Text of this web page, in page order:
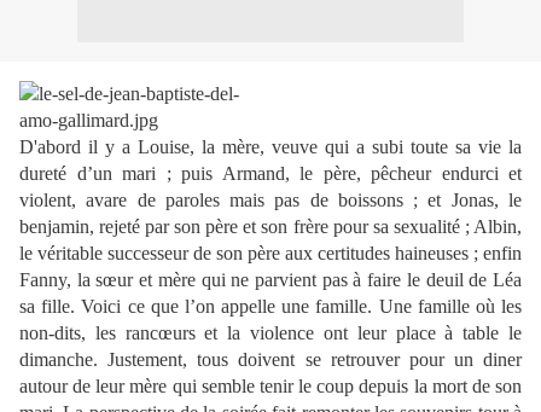
D'abord il y a Louise, la mère, veuve qui a subi toute sa vie la
dureté d’un mari ; puis Armand, le père, pêcheur endurci et
violent, avare de paroles mais pas de boissons ; et Jonas, le
benjamin, rejeté par son père et son frère pour sa sexualité ; Albin,
le véritable successeur de son père aux certitudes haineuses ; enfin
Fanny, la sœur et mère qui ne parvient pas à faire le deuil de Léa
sa fille. Voici ce que l’on appelle une famille. Une famille où les
non-dits, les rancœurs et la violence ont leur place à table le
dimanche. Justement, tous doivent se retrouver pour un diner
autour de leur mère qui semble tenir le coup depuis la mort de son